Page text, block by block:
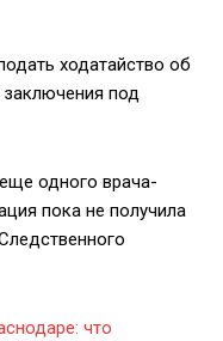
ходатайство об
под
одного врача-
пока не получила
что